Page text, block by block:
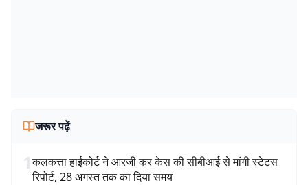
जरूर पढ़ें
1कलकत्ता हाईकोर्ट ने आरजी कर केस की सीबीआई से मांगी स्टेटस
रिपोर्ट, 28 अगस्त तक का दिया समय